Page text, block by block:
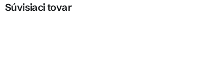
Súvisiaci tovar